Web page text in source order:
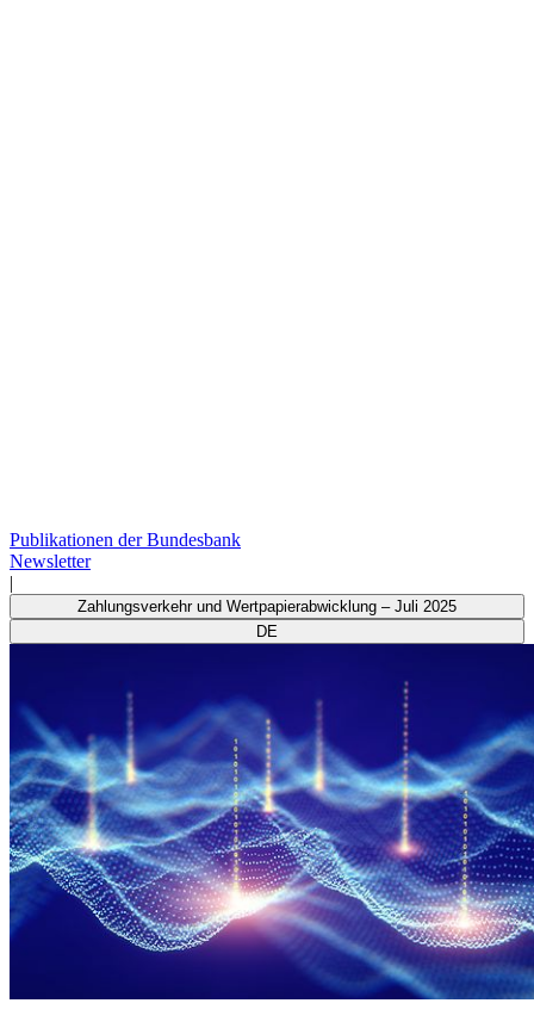
Publikationen der Bundesbank
Newsletter
|
Zahlungsverkehr und Wertpapierabwicklung – Juli 2025
DE